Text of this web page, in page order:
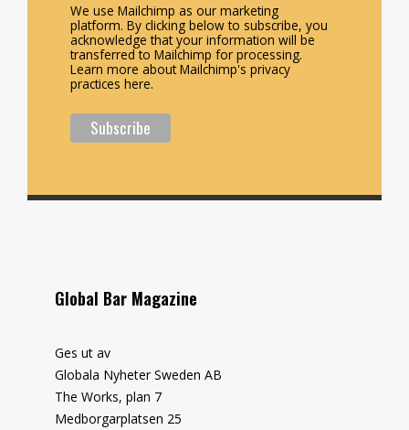
We use Mailchimp as our marketing
platform. By clicking below to subscribe, you
acknowledge that your information will be
transferred to Mailchimp for processing.
Learn more about Mailchimp's privacy
practices here.
Global Bar Magazine
Ges ut av
Globala Nyheter Sweden AB
The Works, plan 7
Medborgarplatsen 25